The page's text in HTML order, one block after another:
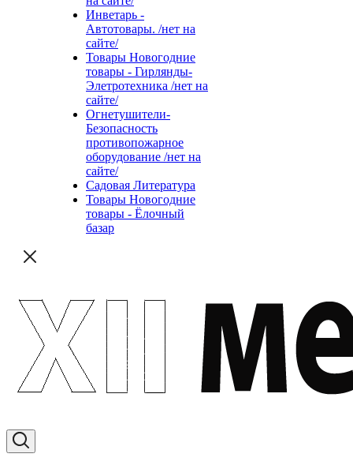
Инветарь -
Автотовары. /нет на
сайте/
Товары Новогодние
товары - Гирлянды-
Элетротехника /нет на
сайте/
Огнетушители-
Безопасность
противопожарное
оборудование /нет на
сайте/
Садовая Литература
Товары Новогодние
товары - Ёлочный
базар